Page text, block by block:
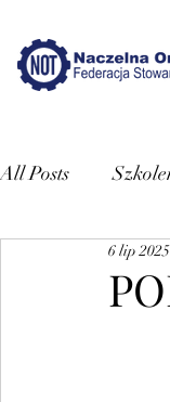
All Posts
6 lip 2025